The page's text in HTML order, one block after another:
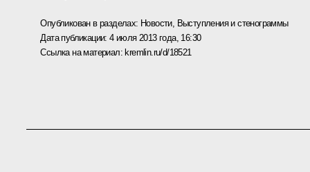
Опубликован в разделах: Новости, Выступления и стенограммы
Дата публикации:4 июля 2013 года, 16:30
Ссылка на материал: kremlin.ru/d/18521